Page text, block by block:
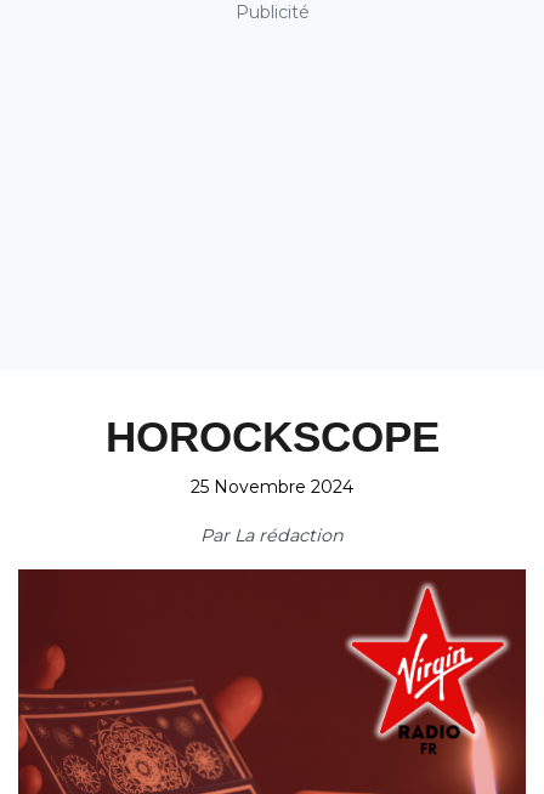
Publicité
HOROCKSCOPE
25 Novembre 2024
Par La rédaction